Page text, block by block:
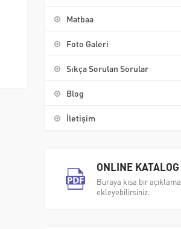
Matbaa
Foto Galeri
Sıkça Sorulan Sorular
Blog
İletişim
ONLINE KATALOG
Buraya kısa bir açıklama
ekleyebilirsiniz.